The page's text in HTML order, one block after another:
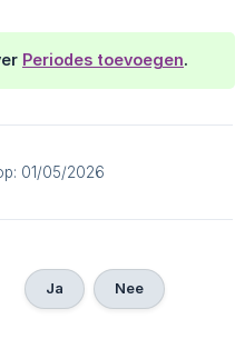
Periodes toevoegen.
01/05/2026
Ja Nee